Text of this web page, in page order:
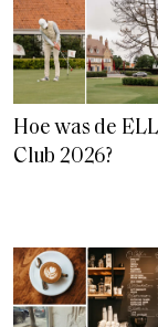
Hoe was de
Club 2026?